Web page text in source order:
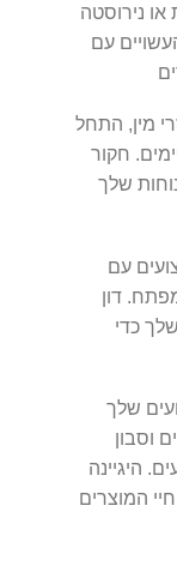
או נירוסטה
עם
מין, התחל
חקור
שלך
עם
דון
כדי
שלך
וסבון
היגיינה
המוצרים